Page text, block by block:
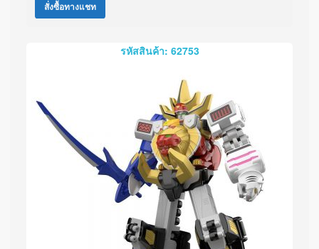
สั่งซื้อทางแชท
รหัสสินค้า: 62753